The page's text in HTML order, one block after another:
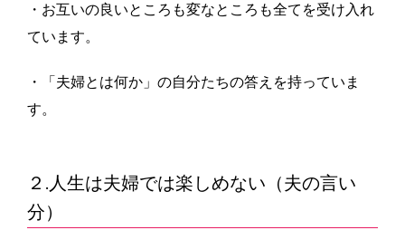
・お互いの良いところも変なところも全てを受け入れ
ています。
・「夫婦とは何か」の自分たちの答えを持っていま
す。
２.人生は夫婦では楽しめない（夫の言い
分）